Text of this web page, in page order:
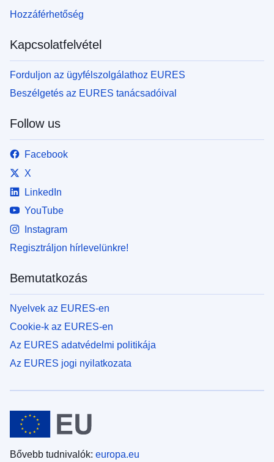
Hozzáférhetőség
Kapcsolatfelvétel
Forduljon az ügyfélszolgálathoz EURES
Beszélgetés az EURES tanácsadóival
Follow us
Facebook
X
LinkedIn
YouTube
Instagram
Regisztráljon hírlevelünkre!
Bemutatkozás
Nyelvek az EURES-en
Cookie-k az EURES-en
Az EURES adatvédelmi politikája
Az EURES jogi nyilatkozata
Bővebb tudnivalók: europa.eu